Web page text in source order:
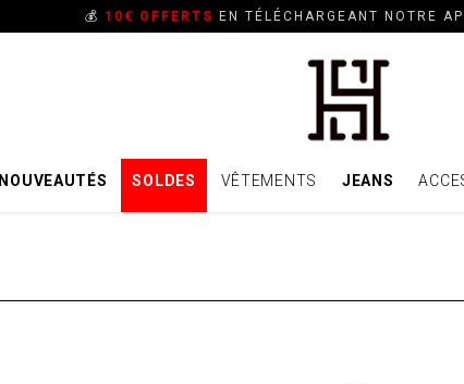
💰 10€ OFFERTS EN TÉLÉCHARGEANT NOTRE
NOUVEAUTÉS SOLDES VÊTEMENTS JEANS